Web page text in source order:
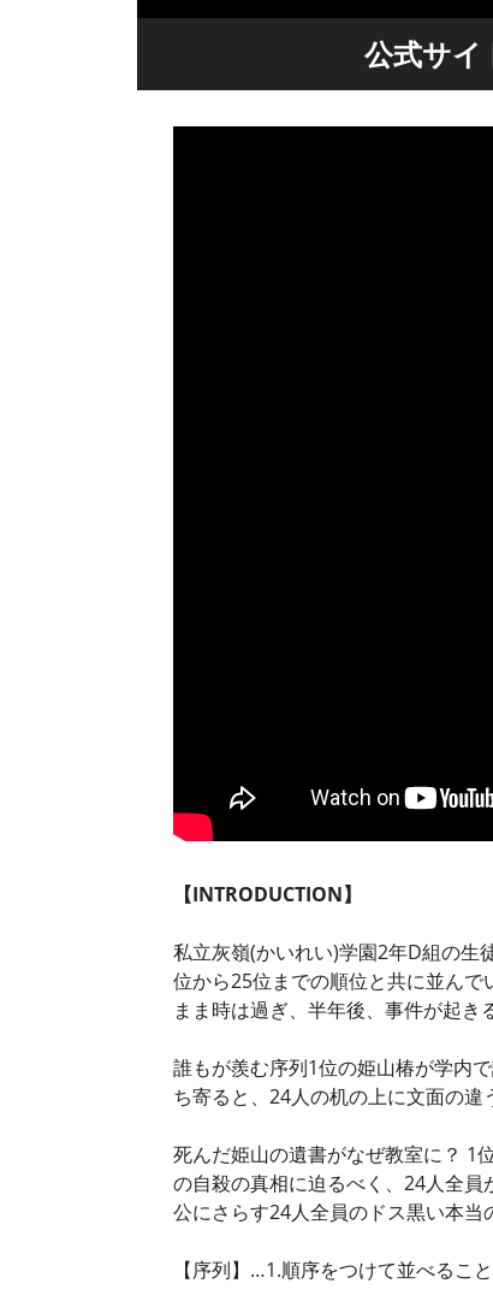
公式サ
【INTRODUCTION】
私立灰嶺(かいれい)学園2年D組の生
位から25位までの順位と共に並ん
まま時は過ぎ、半年後、事件が起きる
誰もが羨む序列1位の姫山椿が学内
ち寄ると、24人の机の上に文面の違
死んだ姫山の遺書がなぜ教室に？ 1
の自殺の真相に迫るべく、24人全
公にさらす24人全員のドス黒い本
【序列】…1.順序をつけて並べるこ